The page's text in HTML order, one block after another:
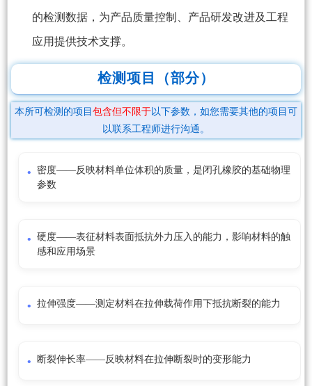
的检测数据，为产品质量控制、产品研发改进及工程
应用提供技术支撑。
检测项目（部分）
本所可检测的项目 包含但不限于以下参数，如您需要其他的项目可
以联系工程师进行沟通。
密度——反映材料单位体积的质量，是闭孔橡胶的基础物理
参数
硬度——表征材料表面抵抗外力压入的能力，影响材料的触
感和应用场景
拉伸强度——测定材料在拉伸载荷作用下抵抗断裂的能力
断裂伸长率——反映材料在拉伸断裂时的变形能力